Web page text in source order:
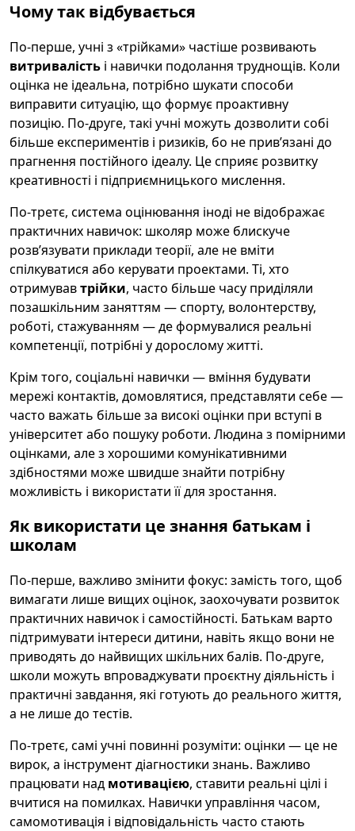
Чому так відбувається
По-перше, учні з «трійками» частіше розвивають
витривалість і навички подолання труднощів. Коли
оцінка не ідеальна, потрібно шукати способи
виправити ситуацію, що формує проактивну
позицію. По-друге, такі учні можуть дозволити собі
більше експериментів і ризиків, бо не прив’язані до
прагнення постійного ідеалу. Це сприяє розвитку
креативності і підприємницького мислення.
По-третє, система оцінювання іноді не відображає
практичних навичок: школяр може блискуче
розв’язувати приклади теорії, але не вміти
спілкуватися або керувати проектами. Ті, хто
отримувавтрійки, часто більше часу приділяли
позашкільним заняттям — спорту, волонтерству,
роботі, стажуванням — де формувалися реальні
компетенції, потрібні у дорослому житті.
Крім того, соціальні навички — вміння будувати
мережі контактів, домовлятися, представляти себе —
часто важать більше за високі оцінки при вступі в
університет або пошуку роботи. Людина з помірними
оцінками, але з хорошими комунікативними
здібностями може швидше знайти потрібну
можливість і використати її для зростання.
Як використати це знання батькам і
школам
По-перше, важливо змінити фокус: замість того, щоб
вимагати лише вищих оцінок, заохочувати розвиток
практичних навичок і самостійності. Батькам варто
підтримувати інтереси дитини, навіть якщо вони не
приводять до найвищих шкільних балів. По-друге,
школи можуть впроваджувати проєктну діяльність і
практичні завдання, які готують до реального життя,
а не лише до тестів.
По-третє, самі учні повинні розуміти: оцінки — це не
вирок, а інструмент діагностики знань. Важливо
працювати над мотивацією, ставити реальні цілі і
вчитися на помилках. Навички управління часом,
самомотивація і відповідальність часто стають